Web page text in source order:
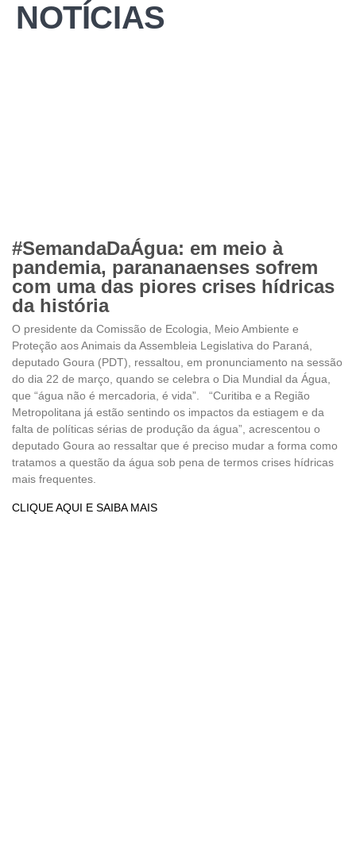
NOTÍCIAS
#SemandaDaÁgua: em meio à
pandemia, parananaenses sofrem
com uma das piores crises hídricas
da história
O presidente da Comissão de Ecologia, Meio Ambiente e
Proteção aos Animais da Assembleia Legislativa do Paraná,
deputado Goura (PDT), ressaltou, em pronunciamento na sessão
do dia 22 de março, quando se celebra o Dia Mundial da Água,
que “água não é mercadoria, é vida”. “Curitiba e a Região
Metropolitana já estão sentindo os impactos da estiagem e da
falta de políticas sérias de produção da água”, acrescentou o
deputado Goura ao ressaltar que é preciso mudar a forma como
tratamos a questão da água sob pena de termos crises hídricas
mais frequentes.
CLIQUE AQUI E SAIBA MAIS